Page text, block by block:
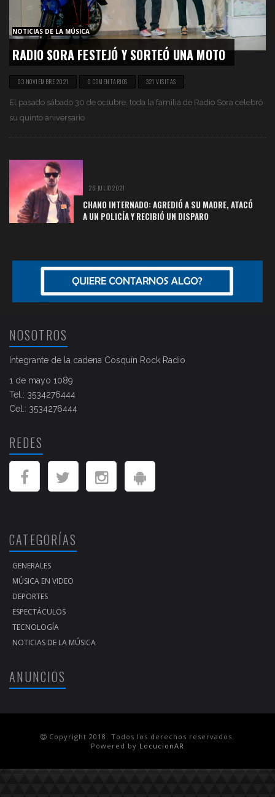
NOTICIAS DE LA MÚSICA
RADIO SORA FESTEJÓ Y SORTEÓ UNA MOTO
03 NOVIEMBRE 2021 0 COMENTARIOS 321 VISITAS
El pasado sábado 30 de octubre, toda la familia de Radio Sora celebró
su quinto aniversario
26 JULIO 2021
CHANO INTERNADO: AGREDIÓ A SU MADRE, ATACÓ
A UN POLICÍA Y RECIBIÓ UN DISPARO
NOSOTROS
Integrante de la cadena Cosquín Rock Radio
1 de mayo 1089
Tel.: 3534276444
Cel.: 3534276444
REDES
CATEGORÍAS
GENERALES
MÚSICA EN VIDEO
DEPORTES
ESPECTÁCULOS
TECNOLOGÍA
NOTICIAS DE LA MÚSICA
ANUNCIOS
Copyright 2018. Todos los derechos reservados.
Powered by LocucionAR